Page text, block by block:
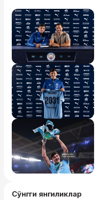
Сўнгги янгиликлар